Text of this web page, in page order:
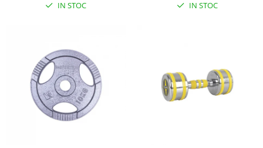
IN STOC IN STOC